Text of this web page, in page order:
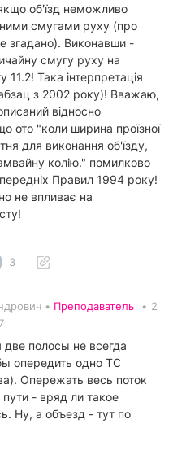
об'їзд неможливо
смугами руху (про
згадано). Виконавши -
смугу руху на
11.2! Така інтерпретація
з 2002 року)! Вважаю,
відносно
ото "коли ширина проїзної
для виконання об'їзду,
колію." помилково
Правил 1994 року!
не впливає на
3
• Преподаватель • 2
полосы не всегда
опередить одно ТС
Опережать весь поток
- вряд ли такое
Ну, а объезд - тут по